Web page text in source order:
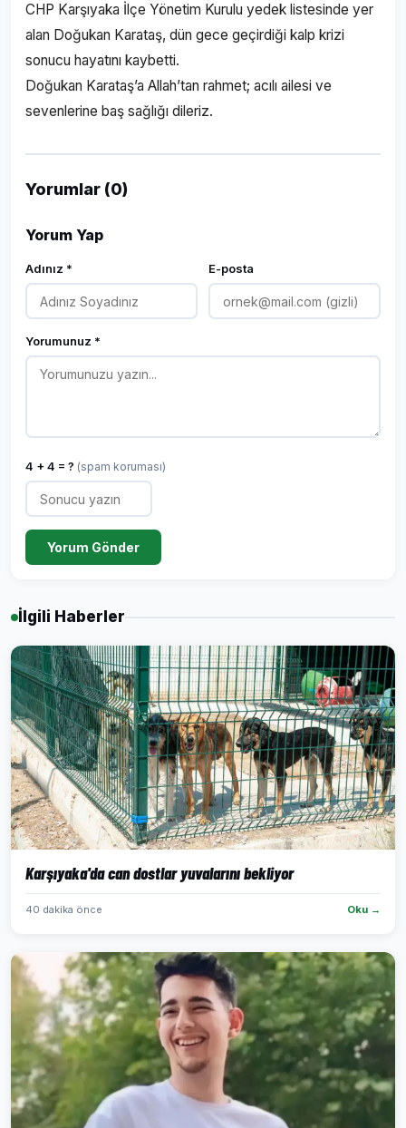
CHP Karşıyaka İlçe Yönetim Kurulu yedek listesinde yer
alan Doğukan Karataş, dün gece geçirdiği kalp krizi
sonucu hayatını kaybetti.
Doğukan Karataş’a Allah’tan rahmet; acılı ailesi ve
sevenlerine baş sağlığı dileriz.
Yorumlar (0)
Yorum Yap
Adınız * E-posta
Yorumunuz *
4 + 4 = ? (spam koruması)
Yorum Gönder
İlgili Haberler
Karşıyaka'da can dostlar yuvalarını bekliyor
40 dakika önce Oku →